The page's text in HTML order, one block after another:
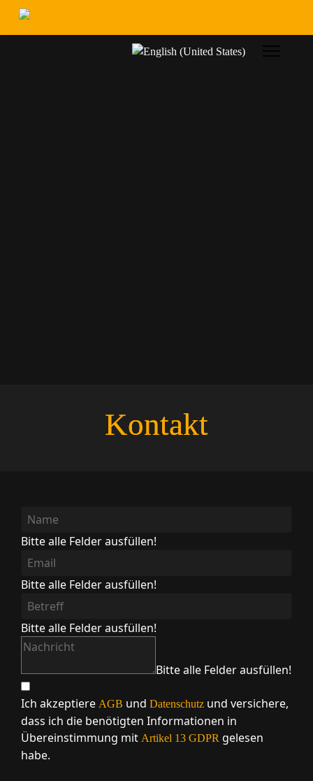
Sprache auswählen
Kontakt
Bitte alle Felder ausfüllen!
Bitte alle Felder ausfüllen!
Bitte alle Felder ausfüllen!
Bitte alle Felder ausfüllen!
Ich akzeptiere AGB und Datenschutz und versichere,
dass ich die benötigten Informationen in
Übereinstimmung mit Artikel 13 GDPR gelesen
habe.